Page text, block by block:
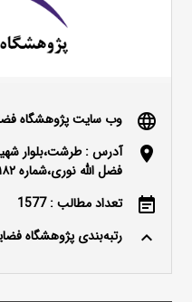
language وب سایت پژوهشگاه
location_on
آدرس : طرشت،بلوار
فضل الله نوری،شماره ۱۸۲ کد پستی : ۱۴۵۹۷۷۷۵۱۱
event_note تعداد مطالب : 1577
keyboard_arrow_up رتبه‌بندی پژوهشگاه